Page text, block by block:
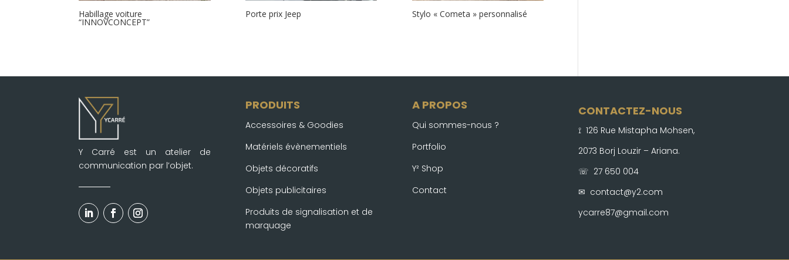
Habillage voiture
“INNOVCONCEPT”
Porte prix Jeep Stylo « Cometa » personnalisé
Y Carré est un atelier de
communication par l’objet.
PRODUITS
Accessoires & Goodies
Matériels évènementiels
Objets décoratifs
Objets publicitaires
Produits de signalisation et de
marquage
A PROPOS
Qui sommes-nous ?
Portfolio
Y² Shop
Contact
CONTACTEZ-NOUS
⟟ 126 Rue Mistapha Mohsen,
2073 Borj Louzir – Ariana.
☏ 27 650 004
✉ contact@y2.com
ycarre87@gmail.com